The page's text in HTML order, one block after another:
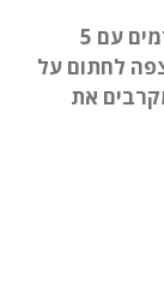
החברה נמצאת בשלבי אינטגרציה מתקדמים עם 5
לחתום על
שמקרבים את